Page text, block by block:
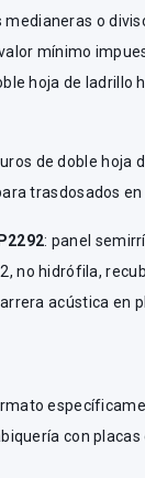
medianeras o
mínimo
hoja de ladrillo
de doble hoja
trasdosados en
: panel
no hidrófila,
acústica en
con